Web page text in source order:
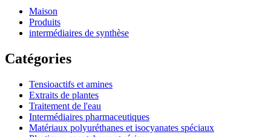
Maison
Produits
intermédiaires de synthèse
Catégories
Tensioactifs et amines
Extraits de plantes
Traitement de l'eau
Intermédiaires pharmaceutiques
Matériaux polyuréthanes et isocyanates spéciaux